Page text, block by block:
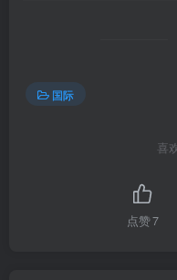
国际
喜
点赞7